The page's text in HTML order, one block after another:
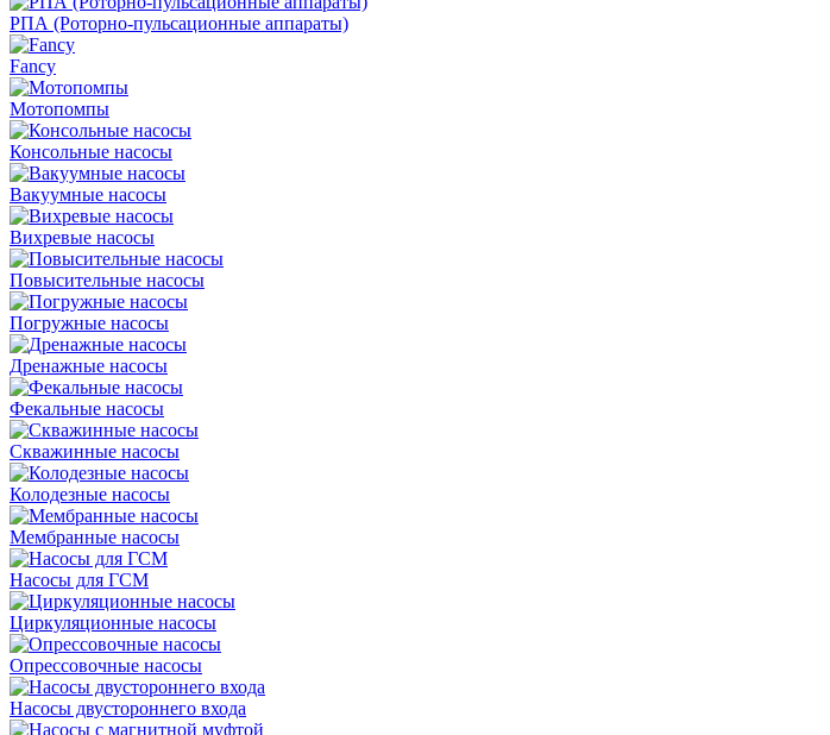
РПА (Роторно-пульсационные аппараты)
Fancy
Мотопомпы
Консольные насосы
Вакуумные насосы
Вихревые насосы
Повысительные насосы
Погружные насосы
Дренажные насосы
Фекальные насосы
Скважинные насосы
Колодезные насосы
Мембранные насосы
Насосы для ГСМ
Циркуляционные насосы
Опрессовочные насосы
Насосы двустороннего входа